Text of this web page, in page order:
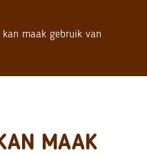
maak gebruik van
MAAK